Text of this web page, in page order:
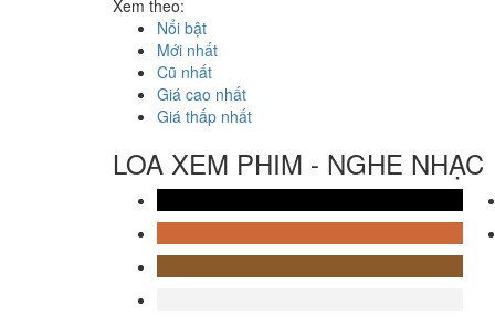
Xem theo:
Nổi bật
Mới nhất
Cũ nhất
Giá cao nhất
Giá thấp nhất
LOA XEM PHIM - NGHE NHẠC